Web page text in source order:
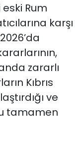
eski Rum
karşı
zararlı
Kıbrıs
ve
tamamen